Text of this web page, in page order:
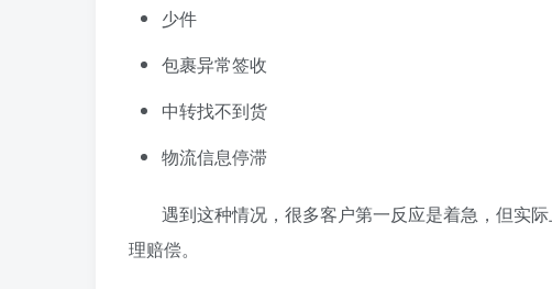
少件
包裹异常签收
中转找不到货
物流信息停滞
遇到这种情况，很多客户第一反应是着急，但实
理赔偿。